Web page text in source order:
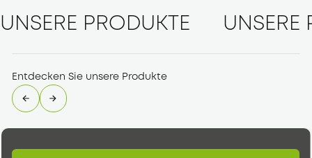
UNSERE PRODUKTE UNSERE
Entdecken Sie unsere Produkte